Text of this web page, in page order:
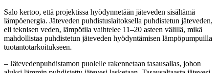
Salo kertoo, että projektissa hyödynnetään jäteveden sisältämä
lämpöenergia. Jäteveden puhdistuslaitoksella puhdistetun jäteveden,
eli teknisen veden, lämpötila vaihtelee 11–20 asteen välillä, mikä
mahdollistaa puhdistetun jäteveden hyödyntämisen lämpöpumpuilla
tuotantotarkoitukseen.
– Jätevedenpuhdistamon puolelle rakennetaan tasausallas, johon